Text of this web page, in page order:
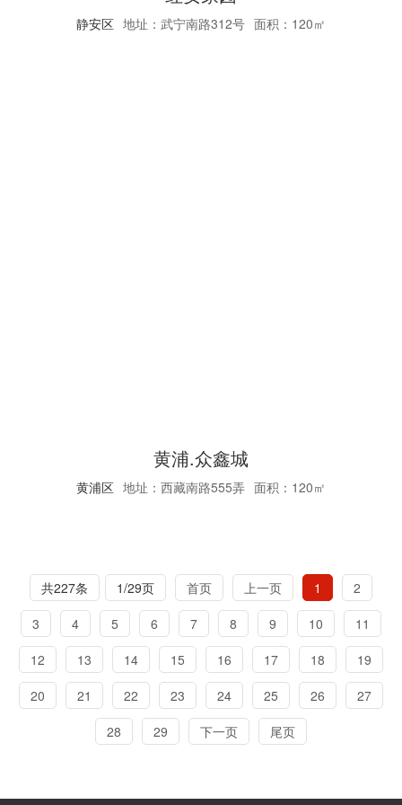
静安区 地址：武宁南路312号 面积：120㎡
黄浦.众鑫城
黄浦区 地址：西藏南路555弄 面积：120㎡
共227条 1/29页 首页 上一页 1
2
3
4 5 6 7 8 9 10
11
12
13 14 15 16 17 18
19
20
21 22 23 24 25 26
27
28
29 下一页 尾页